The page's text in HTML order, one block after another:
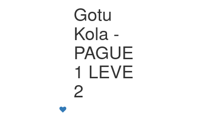
Gotu
Kola -
PAGUE
1 LEVE
2